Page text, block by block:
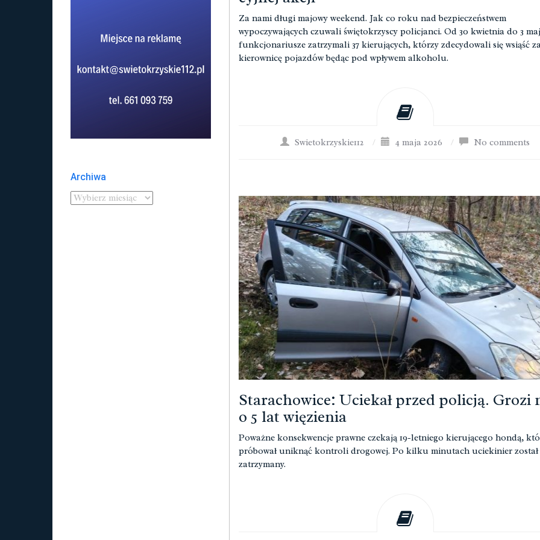
Za nami długi majowy weekend. Jak co roku nad bezpieczeństwem
wypoczywających czuwali świętokrzyscy policjanci. Od 30 kwietnia do 3
funkcjonariusze zatrzymali 37 kierujących, którzy zdecydowali się wsiąść
kierownicę pojazdów będąc pod wpływem alkoholu.
Swietokrzyskie112 / 4 maja 2026 / No comments
Starachowice: Uciekał przed policją. Grozi
o 5 lat więzienia
Poważne konsekwencje prawne czekają 19-letniego kierującego hondą,
próbował uniknąć kontroli drogowej. Po kilku minutach uciekinier został
zatrzymany.
Archiwa